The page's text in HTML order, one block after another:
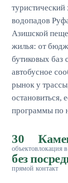
водопадов
Азишской
жилья: от
бутиковых баз
автобусное
рынок у
остановиться,
программы по
30
объектовлокация
без
прямой контакт